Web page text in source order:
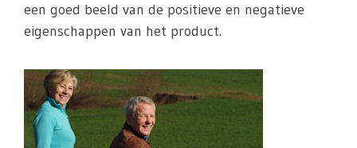
een goed beeld van de positieve en negatieve
eigenschappen van het product.